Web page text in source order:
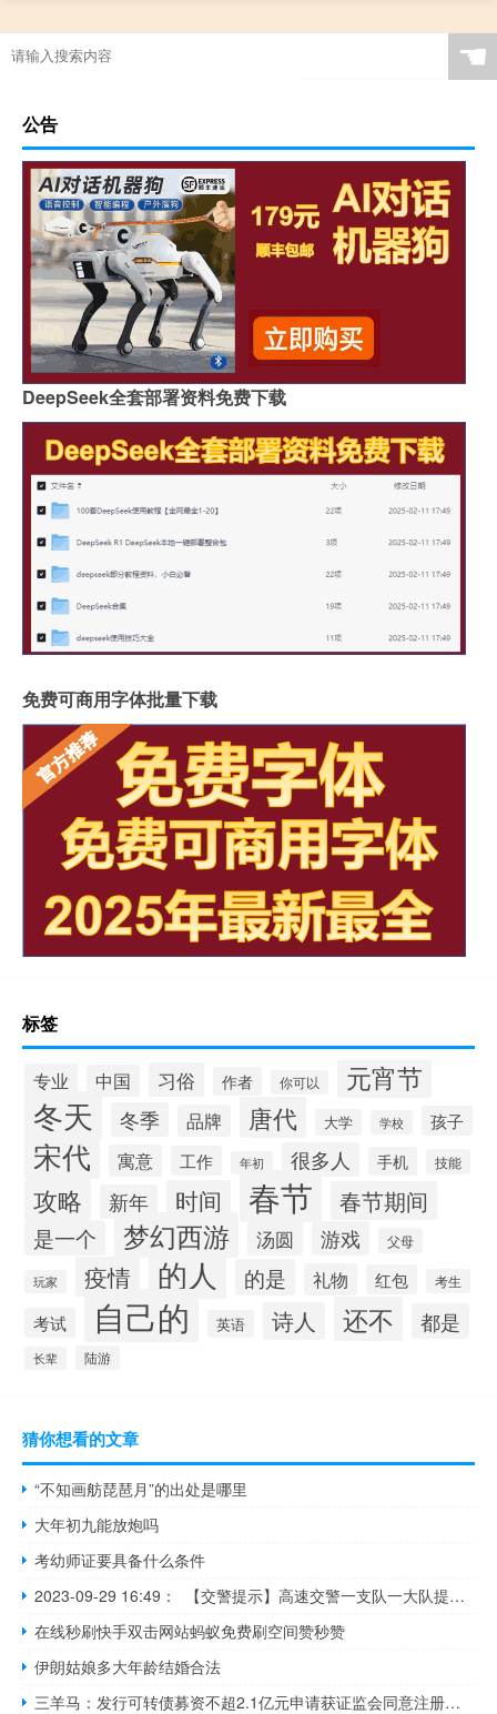
☚
公告
DeepSeek全套部署资料免费下载
免费可商用字体批量下载
标签
专业 中国 习俗 作者 你可以 元宵节
冬天 冬季 品牌 唐代 大学 学校 孩子
宋代 寓意 工作 年初 很多人 手机 技能
攻略 新年 时间 春节 春节期间
是一个 梦幻西游 汤圆 游戏 父母
玩家 疫情 的人 的是 礼物 红包 考生
考试 自己的 英语 诗人 还不 都是
长辈 陆游
猜你想看的文章
“不知画舫琵琶月”的出处是哪里
大年初九能放炮吗
考幼师证要具备什么条件
2023-09-29 16:49： 【交警提示】高速交警一支队一大队提示：太原东环高速，南向北K717+600米处 发生两车事故 占用中间车道，请注意避让。 ​​​
在线秒刷快手双击网站蚂蚁免费刷空间赞秒赞
伊朗姑娘多大年龄结婚合法
三羊马：发行可转债募资不超2.1亿元申请获证监会同意注册批复